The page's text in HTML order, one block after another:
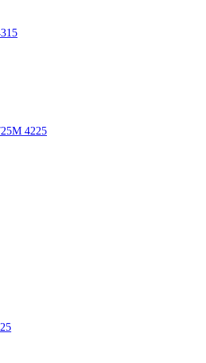
4225